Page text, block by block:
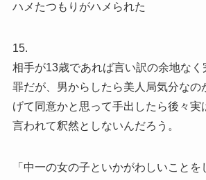
ハメたつもりがハメられた
15.
相手が13歳であれば言い訳の余地な
罪だが、男からしたら美人局気分なの
げて同意かと思って手出したら後々実
言われて釈然としないんだろう。
「中一の女の子といかがわしいこと